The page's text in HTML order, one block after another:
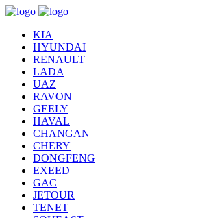
KIA
HYUNDAI
RENAULT
LADA
UAZ
RAVON
GEELY
HAVAL
CHANGAN
CHERY
DONGFENG
EXEED
GAC
JETOUR
TENET